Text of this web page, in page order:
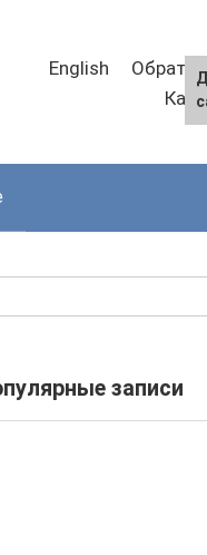
English
записи